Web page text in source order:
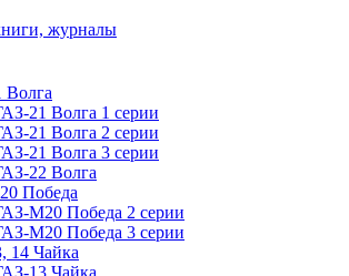
журналы
Волга
21 Волга 1 серии
21 Волга 2 серии
21 Волга 3 серии
22 Волга
Победа
М20 Победа 2 серии
М20 Победа 3 серии
14 Чайка
13 Чайка